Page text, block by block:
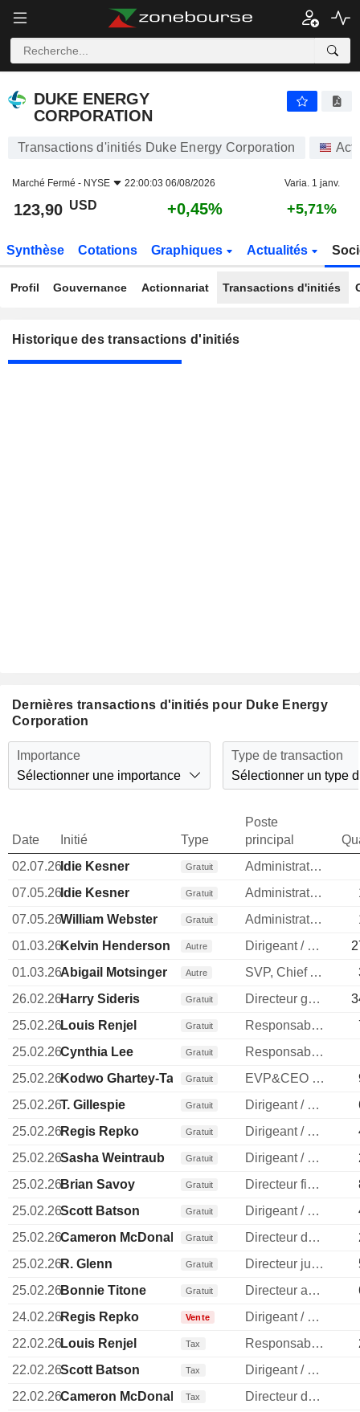
DUKE ENERGY CORPORATION
DUKE ENERGY
CORPORATION
Transactions d'initiés Duke Energy Corporation
Marché Fermé - NYSE 22:00:03 06/08/2026 Varia. 1 janv.
123,90 USD +0,45% +5,71%
Synthèse Cotations Graphiques Actualités
Profil Gouvernance Actionnariat Transactions d'initiés
Historique des transactions d'initiés
Dernières transactions d'initiés pour Duke Energy
Corporation
Importance
Sélectionner une importance
Type de transaction
Sélectionner un type
Date Initié Type
Poste
principal
02.07.26Idie Kesner Gratuit
Administrateur
07.05.26Idie Kesner Gratuit Administrateur
07.05.26William Webster Gratuit Administrateur
01.03.26Kelvin Henderson Autre Dirigeant / cadre principal
01.03.26Abigail Motsinger Autre SVP, Chief Acct Off&Controller
26.02.26Harry Sideris Gratuit Directeur general
25.02.26Louis Renjel Gratuit Responsable communication publique
25.02.26Cynthia Lee Gratuit
Responsable relations investisseurs
25.02.26Kodwo Ghartey-TagoeGratuit EVP&CEO DECarolinas&NatGasBus
25.02.26T. Gillespie Gratuit Dirigeant / cadre principal
25.02.26Regis Repko Gratuit Dirigeant / cadre principal
25.02.26Sasha Weintraub Gratuit Dirigeant / cadre principal
25.02.26Brian Savoy Gratuit Directeur financier
25.02.26Scott Batson Gratuit Dirigeant / cadre principal
25.02.26Cameron McDonald Gratuit Directeur des ressources humaines
25.02.26R. Glenn Gratuit Directeur juridique
25.02.26Bonnie Titone Gratuit Directeur administratif
24.02.26Regis Repko Vente
Dirigeant / cadre principal
22.02.26Louis Renjel Tax Responsable communication publique
22.02.26Scott Batson Tax
Dirigeant / cadre principal
22.02.26Cameron McDonald Tax
Directeur des ressources humaines